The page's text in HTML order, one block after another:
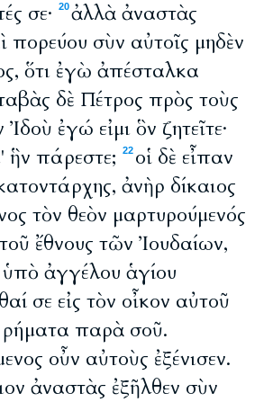
σε·
20ἀλλὰ ἀναστὰς
πορεύου σὺν αὐτοῖς μηδὲν
ὅτι ἐγὼ ἀπέσταλκα
δὲ Πέτρος πρὸς τοὺς
ἐγώ εἰμι ὃν ζητεῖτε·
ἣν πάρεστε;
22 οἱ δὲ εἶπαν
ἀνὴρ δίκαιος
τὸν θεὸν μαρτυρούμενός
ἔθνους τῶν Ἰουδαίων,
ὑπὸ ἀγγέλου ἁγίου
σε εἰς τὸν οἶκον αὐτοῦ
ῥήματα παρὰ σοῦ.
οὖν αὐτοὺς ἐξένισεν.
ἀναστὰς ἐξῆλθεν σὺν